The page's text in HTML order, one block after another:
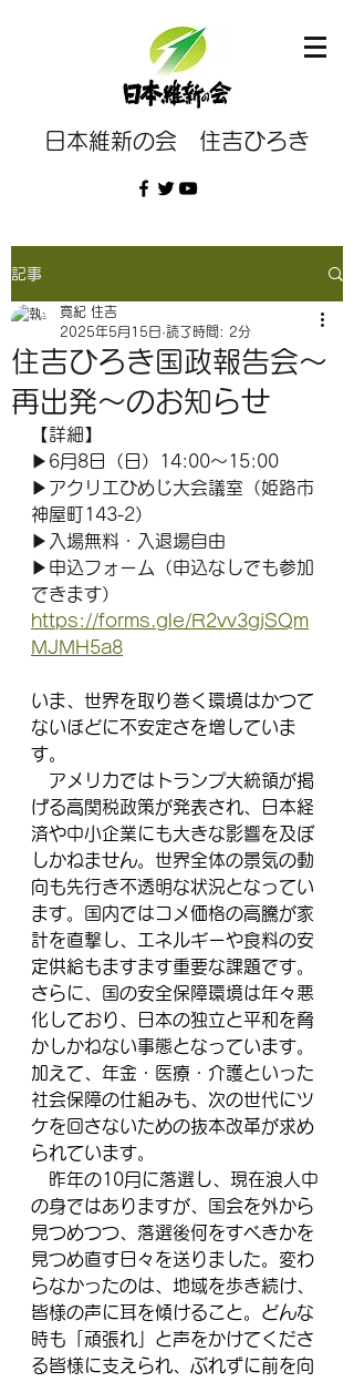
日本維新の会 住吉ひろき
記事
住吉ひろき国政報告会～
再出発～のお知らせ
寛紀 住吉
2025年5月15日 読了時間: 2分
【詳細】
▶6月8日（日）14:00～15:00
▶アクリエひめじ大会議室（姫路市
神屋町143-2）
▶入場無料・入退場自由
▶申込フォーム（申込なしでも参加
できます）
https://forms.gle/R2vv3gjSQm
MJMH5a8
いま、世界を取り巻く環境はかつて
ないほどに不安定さを増していま
す。
アメリカではトランプ大統領が掲
げる高関税政策が発表され、日本経
済や中小企業にも大きな影響を及ぼ
しかねません。世界全体の景気の動
向も先行き不透明な状況となってい
ます。国内ではコメ価格の高騰が家
計を直撃し、エネルギーや食料の安
定供給もますます重要な課題です。
さらに、国の安全保障環境は年々悪
化しており、日本の独立と平和を脅
かしかねない事態となっています。
加えて、年金・医療・介護といった
社会保障の仕組みも、次の世代にツ
ケを回さないための抜本改革が求め
られています。
昨年の10月に落選し、現在浪人中
の身ではありますが、国会を外から
見つめつつ、落選後何をすべきかを
見つめ直す日々を送りました。変わ
らなかったのは、地域を歩き続け、
皆様の声に耳を傾けること。どんな
時も「頑張れ」と声をかけてくださ
る皆様に支えられ、ぶれずに前を向